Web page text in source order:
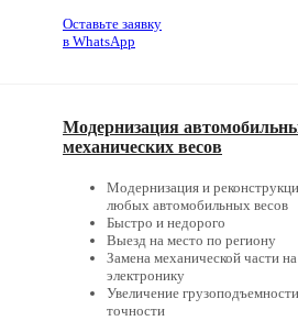
Оставьте заявку
в WhatsApp
Модернизация
механических весов
Модернизация и
любых автомобильных весов
Быстро и недорого
Выезд на место по региону
Замена механической части на
электронику
Увеличение
точности